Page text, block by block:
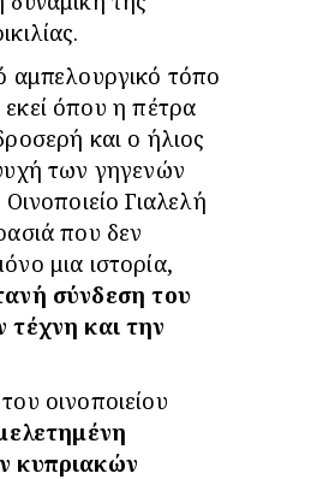
αμπελουργικό τόπο
εκεί όπου η πέτρα
και ο ήλιος
των γηγενών
Γιαλελή
που δεν
μια ιστορία,
σύνδεση του
τέχνη και την
οινοποιείου
κυπριακών